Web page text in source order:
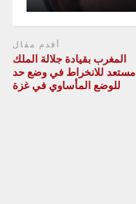
أقدم مقال
المغرب بقيادة جلالة الملك
مستعد للانخراط في وضع حد
للوضع المأساوي في غزة